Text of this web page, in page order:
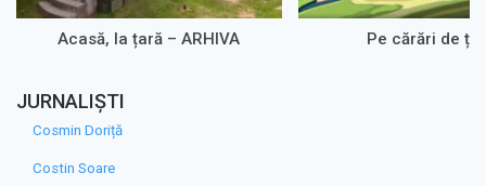
Acasă, la țară – ARHIVA Pe cărări de
JURNALIȘTI
Cosmin Doriță
Costin Soare